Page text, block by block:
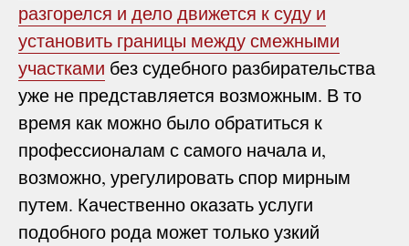
разгорелся и дело движется к суду и
установить границы между смежными
участками без судебного разбирательства
уже не представляется возможным. В то
время как можно было обратиться к
профессионалам с самого начала и,
возможно, урегулировать спор мирным
путем. Качественно оказать услуги
подобного рода может только узкий